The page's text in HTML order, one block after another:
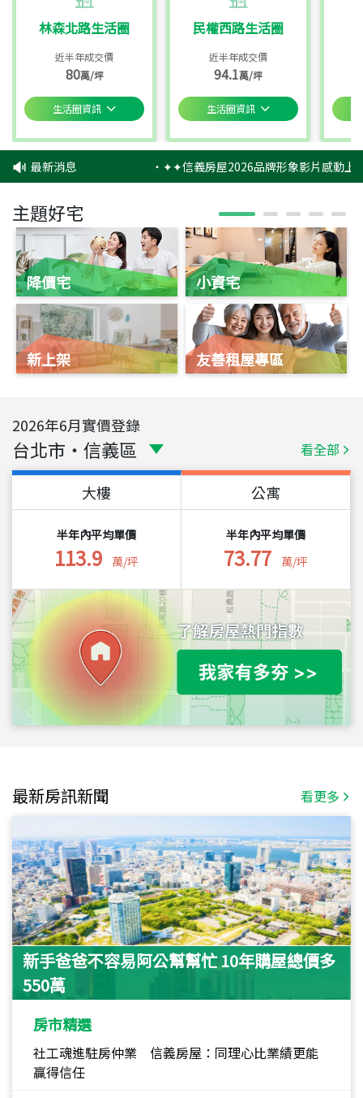
林森北路生活圈
近半年成交價
80萬/坪
生活圈資訊
民權西路生活圈
近半年成交價
94.1萬/坪
生活圈資訊
最新消息 ‧✦✦信義房屋2026品牌形象影片感動上
主題好宅
降價宅
新上架
小資宅
友善租屋專區
2026年6月實價登錄
台北市 ・ 信義區 看全部
大樓
半年內平均單價
113.9 萬/坪
公寓
半年內平均單價
73.77 萬/坪
最新房訊新聞 看更多
新手爸爸不容易阿公幫幫忙 10年購屋總價多
550萬
房市精選
社工魂進駐房仲業 信義房屋：同理心比業績更能
贏得信任